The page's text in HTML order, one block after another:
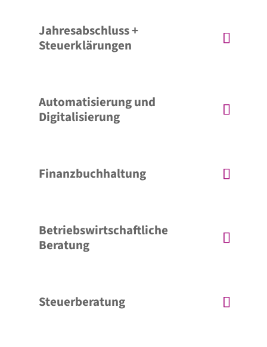
Jahresabschluss +
Steuerklärungen
Automatisierung und
Digitalisierung
Finanzbuchhaltung
Betriebswirtschaftliche
Beratung
Steuerberatung